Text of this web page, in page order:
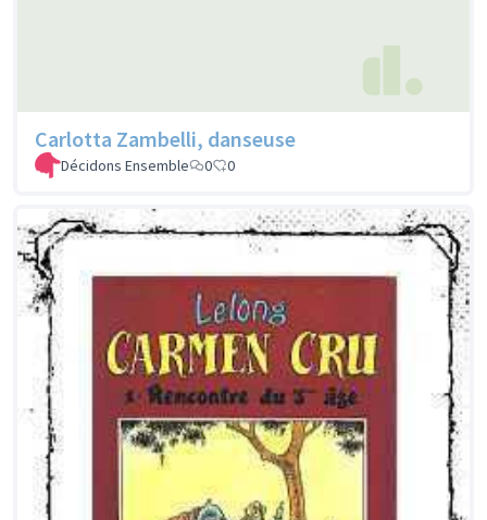
Carlotta Zambelli, danseuse
Décidons Ensemble 0 0